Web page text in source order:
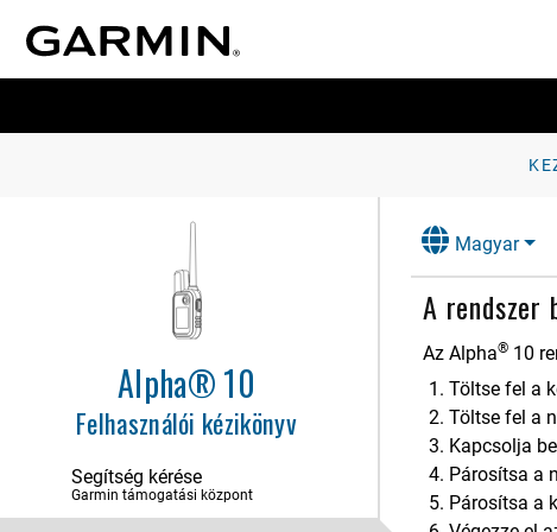
Alpha® 10
Felhasználói kézikönyv
Segítség kérése
Garmin támogatási központ
Magyar
A rendszer
Az Alpha® 10
Töltse fel a
Töltse fel a
Kapcsolja
Párosítsa a
Párosítsa a